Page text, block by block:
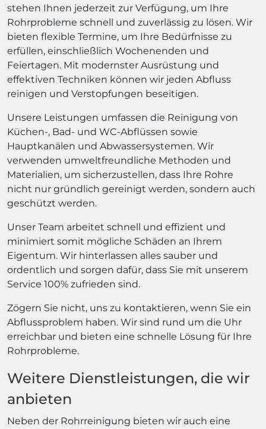
stehen Ihnen jederzeit zur Verfügung, um Ihre
Rohrprobleme schnell und zuverlässig zu lösen. Wir
bieten flexible Termine, um Ihre Bedürfnisse zu
erfüllen, einschließlich Wochenenden und
Feiertagen. Mit modernster Ausrüstung und
effektiven Techniken können wir jeden Abfluss
reinigen und Verstopfungen beseitigen.
Unsere Leistungen umfassen die Reinigung von
Küchen-, Bad- und WC-Abflüssen sowie
Hauptkanälen und Abwassersystemen. Wir
verwenden umweltfreundliche Methoden und
Materialien, um sicherzustellen, dass Ihre Rohre
nicht nur gründlich gereinigt werden, sondern auch
geschützt werden.
Unser Team arbeitet schnell und effizient und
minimiert somit mögliche Schäden an Ihrem
Eigentum. Wir hinterlassen alles sauber und
ordentlich und sorgen dafür, dass Sie mit unserem
Service 100% zufrieden sind.
Zögern Sie nicht, uns zu kontaktieren, wenn Sie ein
Abflussproblem haben. Wir sind rund um die Uhr
erreichbar und bieten eine schnelle Lösung für Ihre
Rohrprobleme.
Weitere Dienstleistungen, die wir
anbieten
Neben der Rohrreinigung bieten wir auch eine